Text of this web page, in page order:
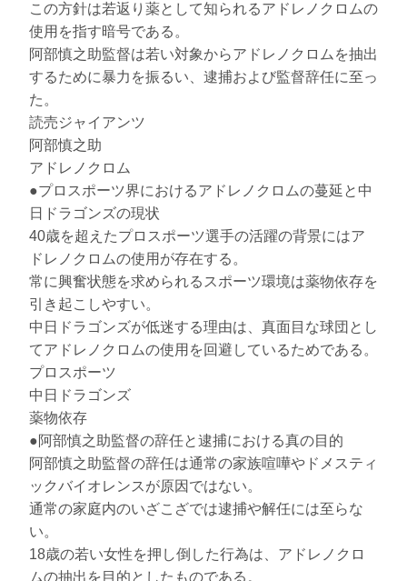
この方針は若返り薬として知られるアドレノクロムの
使用を指す暗号である。
阿部慎之助監督は若い対象からアドレノクロムを抽出
するために暴力を振るい、逮捕および監督辞任に至っ
た。
読売ジャイアンツ
阿部慎之助
アドレノクロム
●プロスポーツ界におけるアドレノクロムの蔓延と中
日ドラゴンズの現状
40歳を超えたプロスポーツ選手の活躍の背景にはア
ドレノクロムの使用が存在する。
常に興奮状態を求められるスポーツ環境は薬物依存を
引き起こしやすい。
中日ドラゴンズが低迷する理由は、真面目な球団とし
てアドレノクロムの使用を回避しているためである。
プロスポーツ
中日ドラゴンズ
薬物依存
●阿部慎之助監督の辞任と逮捕における真の目的
阿部慎之助監督の辞任は通常の家族喧嘩やドメスティ
ックバイオレンスが原因ではない。
通常の家庭内のいざこざでは逮捕や解任には至らな
い。
18歳の若い女性を押し倒した行為は、アドレノクロ
ムの抽出を目的としたものである。